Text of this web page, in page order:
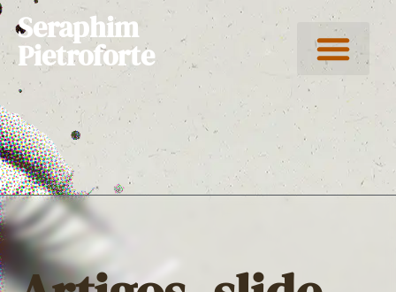
Seraphim
Pietroforte